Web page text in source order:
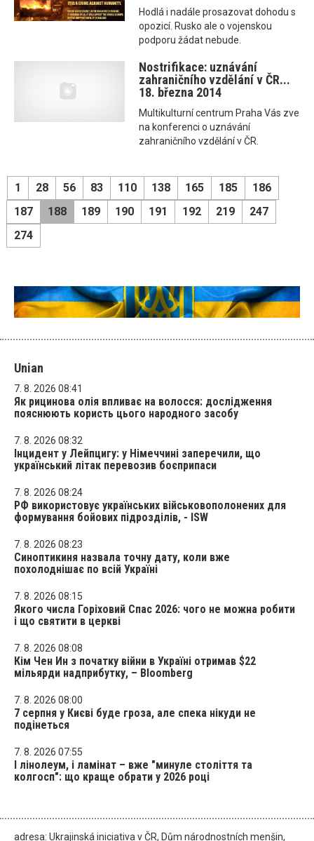
Hodlá i nadále prosazovat dohodu s
opozicí. Rusko ale o vojenskou
podporu žádat nebude.
Nostrifikace: uznávání
zahraničního vzdělání v ČR...
18. března 2014
Multikulturní centrum Praha Vás zve
na konferenci o uznávání
zahraničního vzdělání v ČR.
1 28 56 83 110 138 165 185
186
187
188 189 190 191 192 219
247
274
Unian
7. 8. 2026 08:41
Як рицинова олія впливає на волосся: дослідження
пояснюють користь цього народного засобу
7. 8. 2026 08:32
Інцидент у Лейпцигу: у Німеччині заперечили, що
український літак перевозив боєприпаси
7. 8. 2026 08:24
РФ використовує українських військовополонених для
формування бойових підрозділів, - ISW
7. 8. 2026 08:23
Синоптикиня назвала точну дату, коли вже
похолоднішає по всій Україні
7. 8. 2026 08:15
Якого числа Горіховий Спас 2026: чого не можна робити
і що святити в церкві
7. 8. 2026 08:08
Кім Чен Ин з початку війни в Україні отримав $22
мільярди надприбутку, – Bloomberg
7. 8. 2026 08:00
7 серпня у Києві буде гроза, але спека нікуди не
подінеться
7. 8. 2026 07:55
І лінолеум, і ламінат – вже "минуле століття та
колгосп": що краще обрати у 2026 році
adresa: Ukrajinská iniciativa v ČR, Dům národnostních menšin,